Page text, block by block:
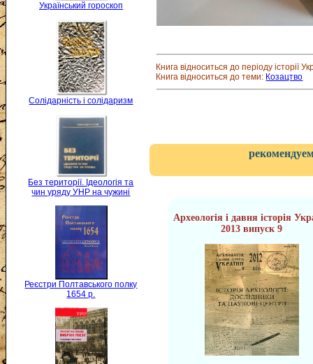
Український гороскоп
Солідарність і солідаризм
Без території. Ідеологія та
чин уряду УНР на чужині
Реєстри Полтавського полку
1654 р.
Книга відноситься до періоду історії
Книга відноситься до теми: Козацтво
Археологія і давня історія
2013 випуск 9